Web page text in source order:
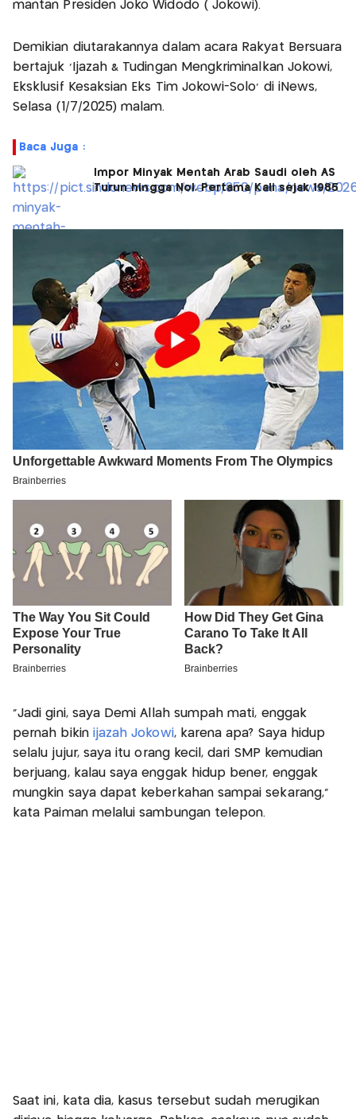
mantan Presiden Joko Widodo ( Jokowi).
Demikian diutarakannya dalam acara Rakyat Bersuara
bertajuk 'Ijazah & Tudingan Mengkriminalkan Jokowi,
Eksklusif Kesaksian Eks Tim Jokowi-Solo' di iNews,
Selasa (1/7/2025) malam.
Baca Juga :
Impor Minyak Mentah Arab Saudi oleh AS
Turun hingga Nol, Pertama Kali sejak 1985
“Jadi gini, saya Demi Allah sumpah mati, enggak
pernah bikinijazah Jokowi, karena apa? Saya hidup
selalu jujur, saya itu orang kecil, dari SMP kemudian
berjuang, kalau saya enggak hidup bener, enggak
mungkin saya dapat keberkahan sampai sekarang,”
kata Paiman melalui sambungan telepon.
Saat ini, kata dia, kasus tersebut sudah merugikan